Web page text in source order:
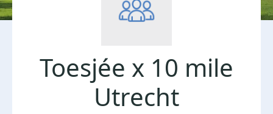
Toesjée x 10 mile
Utrecht